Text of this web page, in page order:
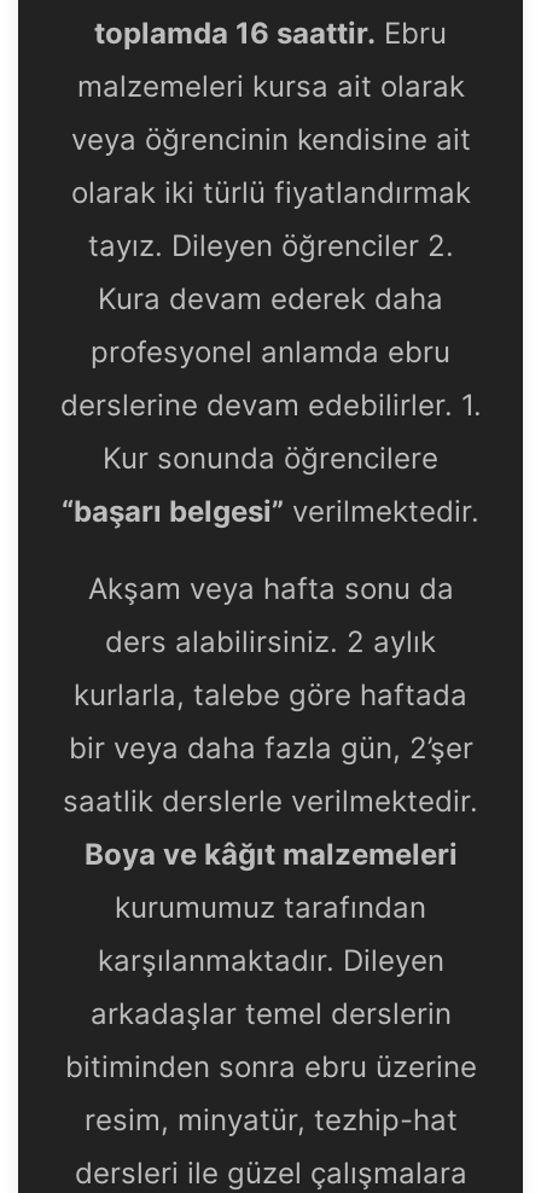
toplamda 16 saattir. Ebru
malzemeleri kursa ait olarak
veya öğrencinin kendisine ait
olarak iki türlü fiyatlandırmak
tayız. Dileyen öğrenciler 2.
Kura devam ederek daha
profesyonel anlamda ebru
derslerine devam edebilirler. 1.
Kur sonunda öğrencilere
“başarı belgesi” verilmektedir.
Akşam veya hafta sonu da
ders alabilirsiniz. 2 aylık
kurlarla, talebe göre haftada
bir veya daha fazla gün, 2’şer
saatlik derslerle verilmektedir.
Boya ve kâğıt malzemeleri
kurumumuz tarafından
karşılanmaktadır. Dileyen
arkadaşlar temel derslerin
bitiminden sonra ebru üzerine
resim, minyatür, tezhip-hat
dersleri ile güzel çalışmalara